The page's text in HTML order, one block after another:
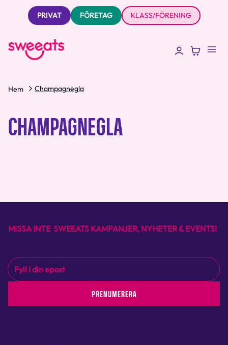
PRIVAT FÖRETAG KLASS/FÖRENING
Hem Champagnegla
CHAMPAGNEGLA
MISSA INTE SWEEATS KAMPANJER, NYHETER & EVENTS!
PRENUMERERA